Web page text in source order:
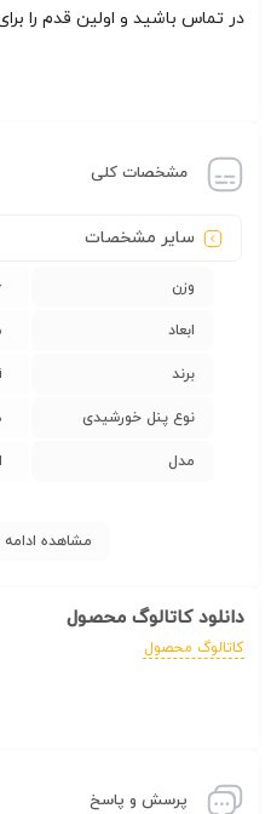
در تماس باشید و اولین قدم را
مشخصات کلی
سایر مشخصات
وزن
ابعاد
برند
نوع پنل خورشیدی
مدل
مشاهده
دانلود کاتالوگ محصول
کاتالوگ محصول
پرسش و پاسخ